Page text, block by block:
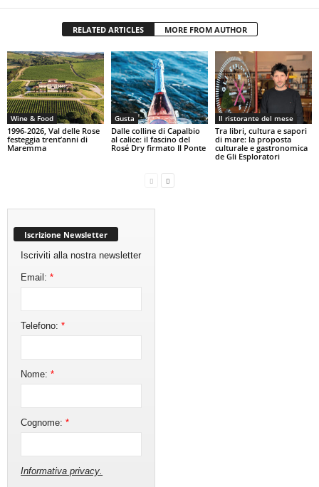
RELATED ARTICLES MORE FROM AUTHOR
Wine & Food
1996-2026, Val delle Rose
festeggia trent’anni di
Maremma
Gusta
Dalle colline di Capalbio
al calice: il fascino del
Rosé Dry firmato Il Ponte
Il ristorante del mese
Tra libri, cultura e sapori
di mare: la proposta
culturale e gastronomica
de Gli Esploratori
Iscrizione Newsletter
Iscriviti alla nostra newsletter
Email:*
Telefono:*
Nome:*
Cognome:*
Informativa privacy.